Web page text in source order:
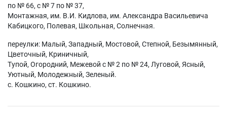
по № 66, с № 7 по № 37,
Монтажная, им. В.И. Кидлова, им. Александра Васильевича
Кабицкого, Полевая, Школьная, Солнечная.
переулки: Малый, Западный, Мостовой, Степной, Безымянный,
Цветочный, Криничный,
Тупой, Огородний, Межевой с № 2 по № 24, Луговой, Ясный,
Уютный, Молодежный, Зеленый.
с. Кошкино, ст. Кошкино.